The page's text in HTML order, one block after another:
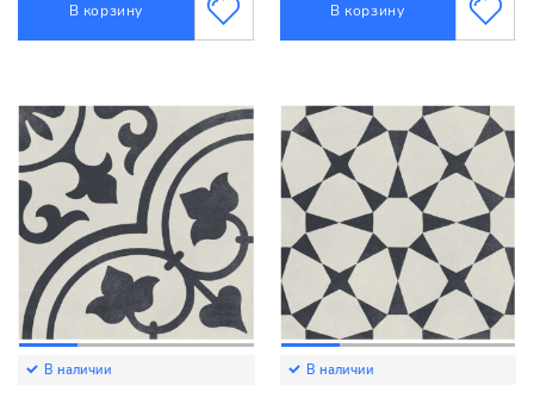
В корзину В корзину
В наличии В наличии